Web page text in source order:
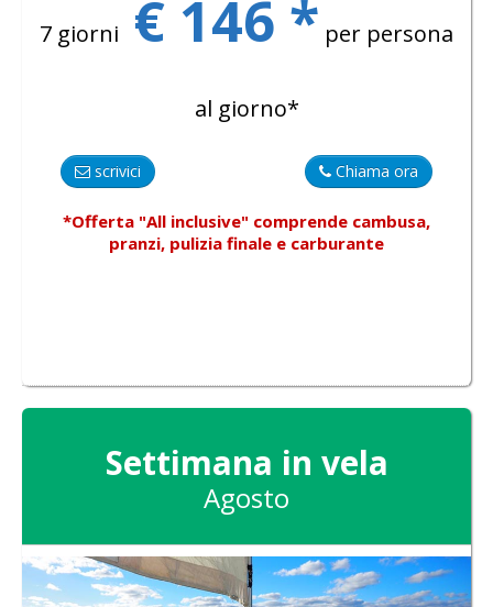
7 giorni € 146 * per persona
al giorno*
Chiama ora
scrivici
*Offerta "All inclusive" comprende cambusa,
pranzi, pulizia finale e carburante
Settimana in vela
Agosto